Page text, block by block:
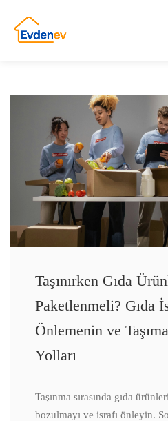
Taşınırken Gıda
Paketlenmeli? Gıda
Önlemenin ve
Yolları
Taşınma sırasında gıda
bozulmayı ve israfı önleyin.